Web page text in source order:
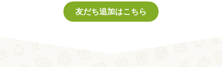
友だち追加はこちら